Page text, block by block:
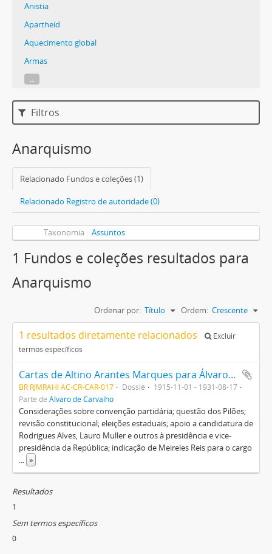
Anistia
Apartheid
Aquecimento global
Armas
...
Filtros
Anarquismo
Relacionado Fundos e coleções (1)
Relacionado Registro de autoridade (0)
Taxonomia Assuntos
1 Fundos e coleções resultados para
Anarquismo
Ordenar por: Título Ordem: Crescente
1 resultados diretamente relacionados
Excluir
termos específicos
Cartas de Altino Arantes Marques para Álvaro de Carvalho
BR RJMRAHI AC-CR-CAR-017 Dossiê
1915-11-01 - 1931-08-17
Parte de Álvaro de Carvalho
Considerações sobre convenção partidária; questão dos Pilões;
revisão constitucional; eleições estaduais; apoio a candidatura de
Rodrigues Alves, Lauro Muller e outros à presidência e vice-
presidência da República; indicação de Meireles Reis para o cargo
... »
Resultados
1
Sem termos específicos
0